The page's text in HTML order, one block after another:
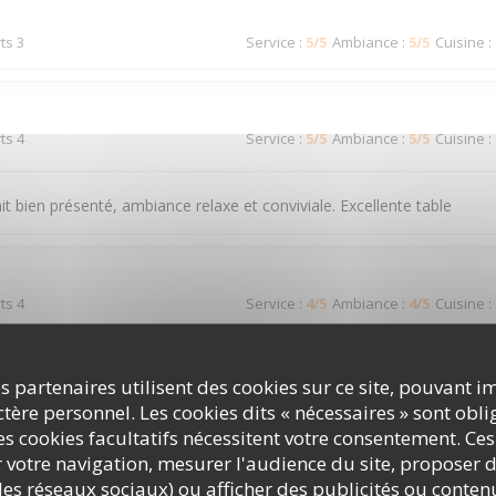
partenaires utilisent des cookies sur ce site, pouvant
personnel. Les cookies dits « nécessaires » sont
cookies facultatifs nécessitent votre consentement.
votre navigation, mesurer l'audience du site, proposer
réseaux sociaux) ou afficher des publicités ou
3 Service : 5/5 Ambiance : 5/5 Cuisine :
4 Service : 5/5 Ambiance : 5/5 Cuisine :
bien présenté, ambiance relaxe et conviviale. Excellente table
4 Service : 4/5 Ambiance : 4/5 Cuisine :
3 Service: 4/5 Ambiance :5/5 Cuisine: